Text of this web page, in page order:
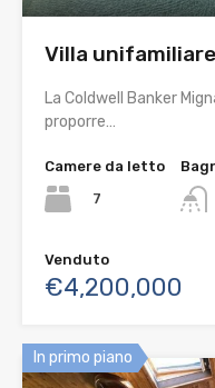
Villa
La Coldwell Banker
proporre…
Camere da letto
7
Venduto
€4,200,000
In primo piano